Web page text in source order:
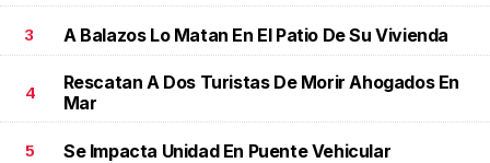
3 A Balazos Lo Matan En El Patio De Su Vivienda
4
Rescatan A Dos Turistas De Morir Ahogados En
Mar
5 Se Impacta Unidad En Puente Vehicular